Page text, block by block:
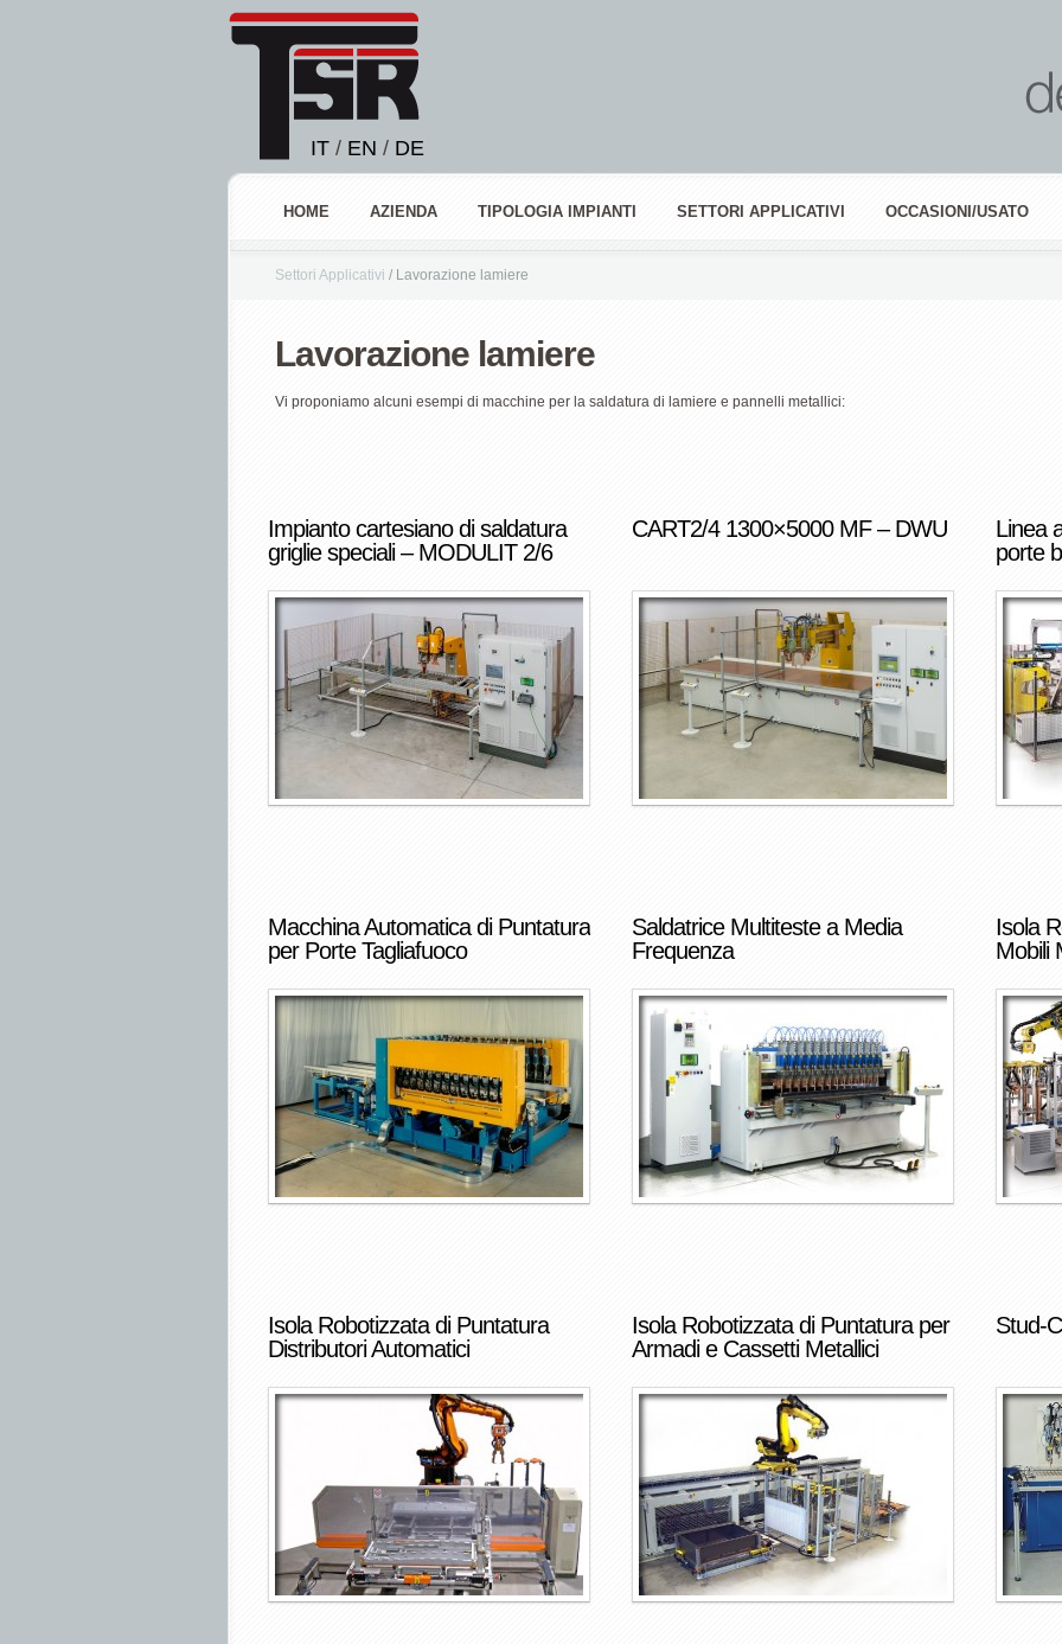
IT / EN / DE
HOME AZIENDA TIPOLOGIA IMPIANTI SETTORI APPLICATIVI OCCASIONI/USATO
Settori Applicativi / Lavorazione lamiere
Lavorazione lamiere
Vi proponiamo alcuni esempi di macchine per la saldatura di lamiere e pannelli metallici:
Impianto cartesiano di saldatura
griglie speciali – MODULIT 2/6
CART2/4 1300×5000 MF – DWU
Linea
porte
Macchina Automatica di Puntatura
per Porte Tagliafuoco
Saldatrice Multiteste a Media
Frequenza
Isola
Mobili
Isola Robotizzata di Puntatura
Distributori Automatici
Isola Robotizzata di Puntatura per
Armadi e Cassetti Metallici
Stud-